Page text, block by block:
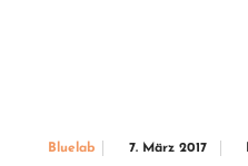
Bluelab 7. März 2017